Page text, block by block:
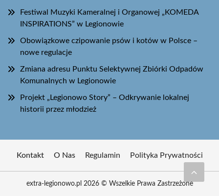
Festiwal Muzyki Kameralnej i Organowej „KOMEDA
INSPIRATIONS” w Legionowie
Obowiązkowe czipowanie psów i kotów w Polsce –
nowe regulacje
Zmiana adresu Punktu Selektywnej Zbiórki Odpadów
Komunalnych w Legionowie
Projekt „Legionowo Story” – Odkrywanie lokalnej
historii przez młodzież
Kontakt O Nas Regulamin Polityka Prywatności
extra-legionowo.pl 2026 © Wszelkie Prawa Zastrzeżone